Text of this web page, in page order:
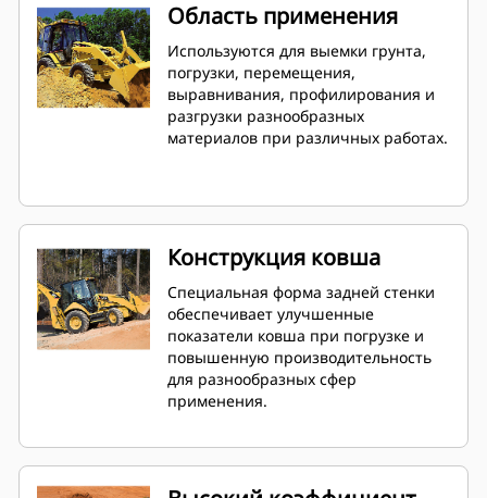
Область применения
Используются для выемки грунта,
погрузки, перемещения,
выравнивания, профилирования и
разгрузки разнообразных
материалов при различных работах.
Конструкция ковша
Специальная форма задней стенки
обеспечивает улучшенные
показатели ковша при погрузке и
повышенную производительность
для разнообразных сфер
применения.